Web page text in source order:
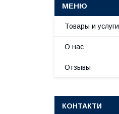
Товары и услуги
О нас
Отзывы
КОНТАКТИ